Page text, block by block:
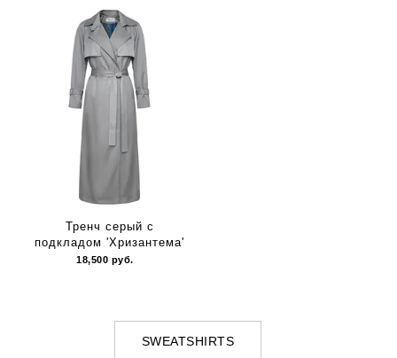
Тренч серый с
подкладом 'Хризантема'
18,500 руб.
SWEATSHIRTS